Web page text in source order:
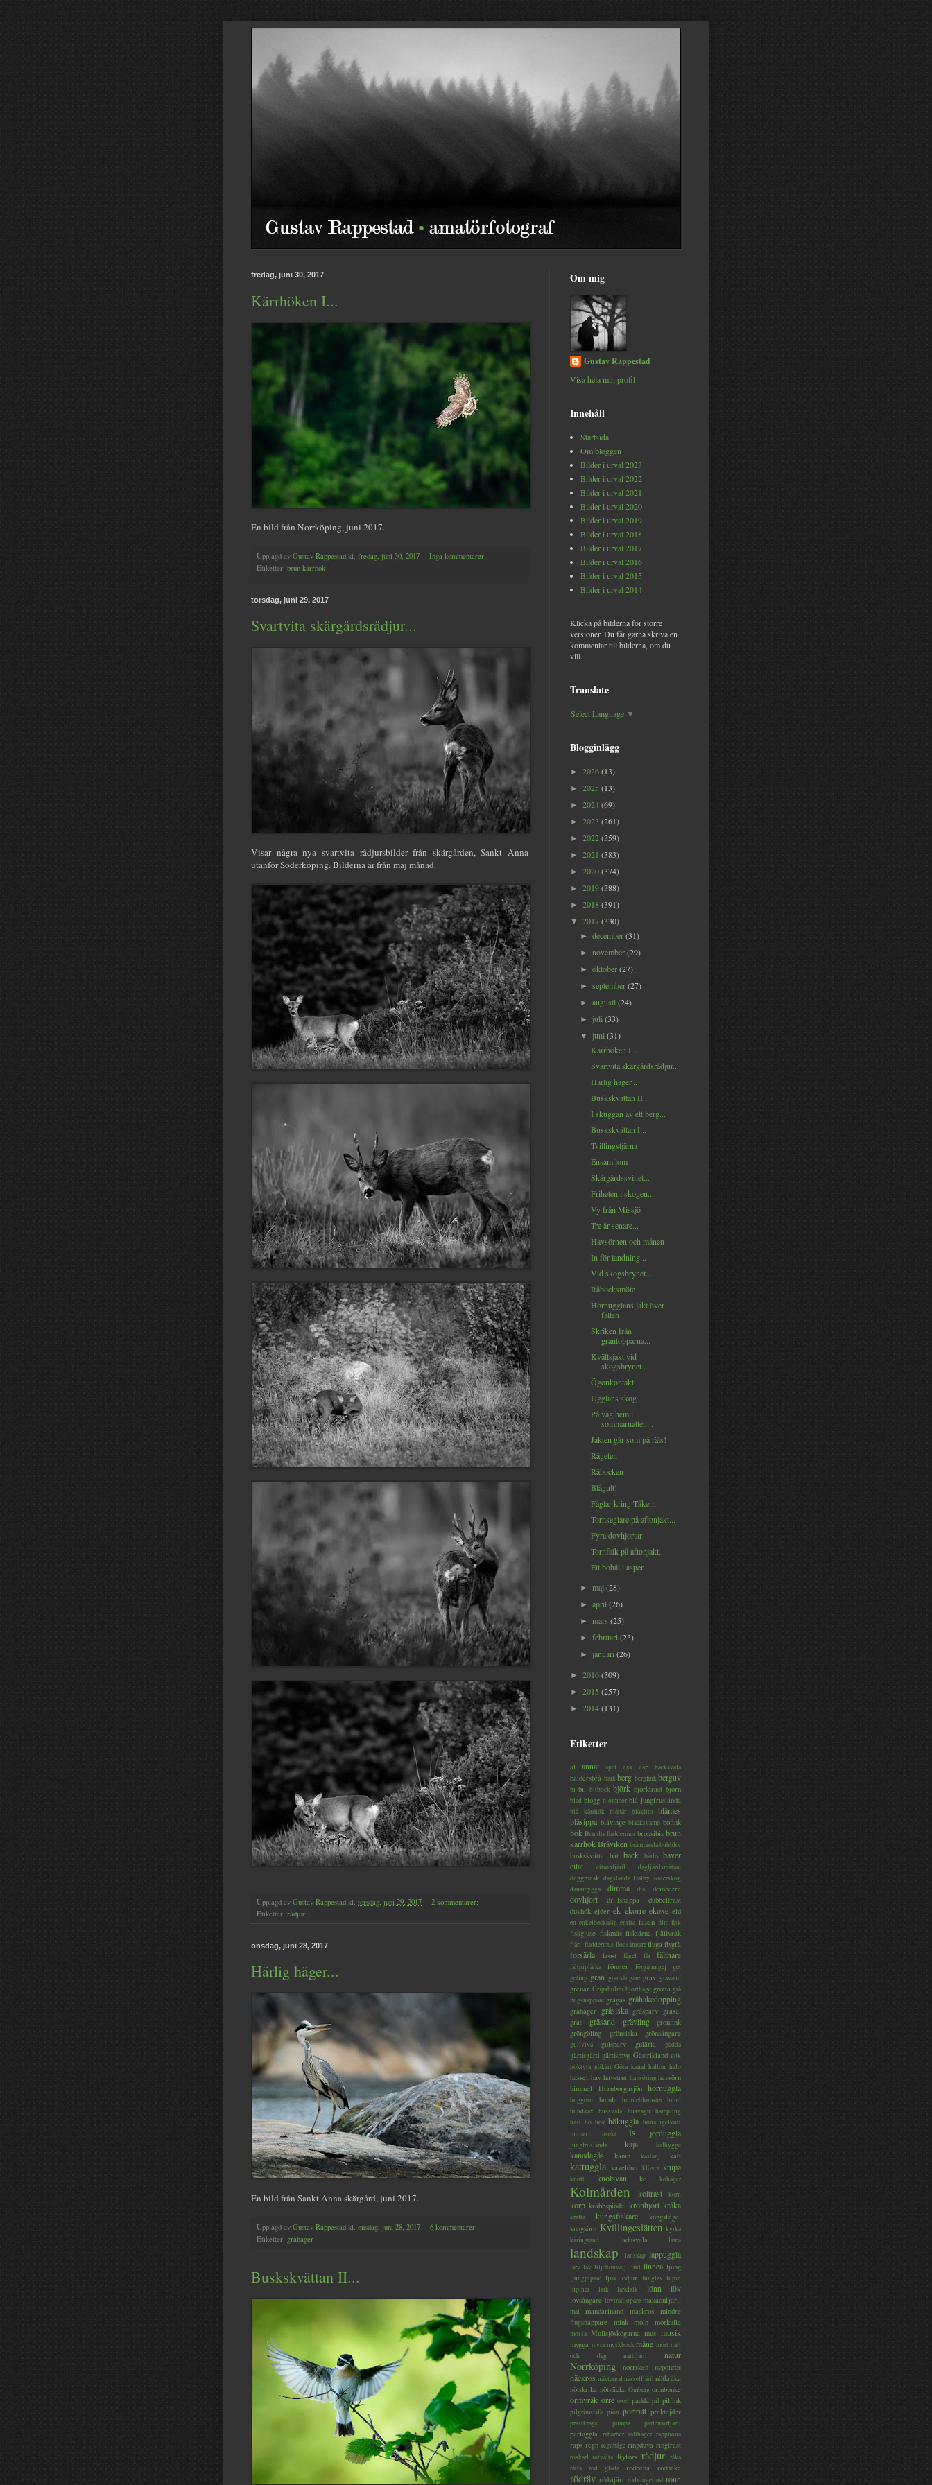
fredag, juni 30, 2017
Kärrhöken I...
En bild från Norrköping, juni 2017.
Upplagd av Gustav Rappestad kl. fredag, juni 30, 2017
Inga kommentarer:
Etiketter: brun kärrhök
torsdag, juni 29, 2017
Svartvita skärgårdsrådjur...
Visar några nya svartvita rådjursbilder från skärgården, Sankt Anna
utanför Söderköping. Bilderna är från maj månad.
Upplagd av Gustav Rappestad kl. torsdag, juni 29, 2017
2 kommentarer:
Etiketter: rådjur
onsdag, juni 28, 2017
Härlig häger...
En bild från Sankt Anna skärgård, juni 2017.
Upplagd av Gustav Rappestad kl. onsdag, juni 28, 2017
6 kommentarer:
Etiketter: gråhäger
Buskskvättan II...
Om mig
Gustav Rappestad
Visa hela min profil
Innehåll
Startsida
Om bloggen
Bilder i urval 2023
Bilder i urval 2022
Bilder i urval 2021
Bilder i urval 2020
Bilder i urval 2019
Bilder i urval 2018
Bilder i urval 2017
Bilder i urval 2016
Bilder i urval 2015
Bilder i urval 2014
Klicka på bilderna för större
versioner. Du får gärna skriva en
kommentar till bilderna, om du
vill.
Translate
Select Language ▼
Blogginlägg
► 2026(13)
► 2025 (13)
► 2024(69)
► 2023 (261)
► 2022(359)
► 2021 (383)
► 2020(374)
► 2019(388)
► 2018 (391)
▼ 2017(330)
►december(31)
►november(29)
►oktober(27)
►september(27)
►augusti(24)
► juli(33)
▼ juni(31)
Kärrhöken I...
Svartvita skärgårdsrådjur...
Härlig häger...
Buskskvättan II...
I skuggan av ett berg...
Buskskvättan I...
Tvillingstjärna
Ensam lom
Skärgårdssvinet...
Friheten i skogen...
Vy från Missjö
Tre år senare...
Havsörnen och månen
In för landning...
Vid skogsbrynet...
Råbocksmöte
Hornugglans jakt över
fälten
Skriken från
grantopparna...
Kvällsjakt vid
skogsbrynet...
Ögonkontakt...
Ugglans skog
På väg hem i
sommarnatten...
Jakten går som på räls!
Rågeten
Råbocken
Blågult!
Fåglar kring Tåkern
Tornseglare på aftonjakt...
Fyra dovhjortar
Tornfalk på aftonjakt...
Ett bohål i aspen...
►maj(28)
►april(26)
►mars(25)
►februari(23)
► januari(26)
► 2016(309)
► 2015 (257)
► 2014(131)
Etiketter
al annat apel ask asp backsvala
baldersbrå barkberg bergfinkberguv
bi bil bitbock björk björktrast björn
blad blogg blommor blå jungfruslända
blå kärrhök blåbär blåklint
blåmes
blåsippa blåvinge bläcksvamp bofink
bok Brandts fladdermus bronsibis brun
kärrhökBråviken brännässlabubblor
buskskvätta båt bäck bärfis bäver
citat
citronfjäril dagfjärilsmätare
daggmask dagslända Dalby söderskog
dansmygga
dimma dis domherre
dovhjort drillsnäppa
dubbeltrast
duvhök ejder ek ekorre ekoxe eld
en enkelbeckasin entita fasan film fisk
fiskgjuse fiskmås fisktärna fjällvråk
fjäril fladdermus flodsångarefluga flygfä
forsärla frost fågel får fälthare
fältpiplärka fönster förgätmigej
get
geting gran gransångare grav gravand
grenar Gripsholms hjorthage grotta grå
flugsnappare grågås gråhakedopping
gråhäger gråsiska gråsparv gråsäl
gräs
gräsand grävling
grönfink
gröngöling
grönsiska grönsångare
gullviva gulsparv gulärla gädda
gärdsgård gärdsmyg Gästrikland gök
göktyta gökärt Göta kanal hallon halo
hassel hav havstrut havsöring havsörn
himmel
Hornborgasjön hornuggla
huggorm humla humleblomster hund
hundkäx
hussvala husvagn
hämpling
häst hö hök hökuggla höna igelkott
indian
insekt is jorduggla
jungfruslända kaja kalhygge
kanadagås kanin kastanj katt
kattuggla kaveldun klöver knipa
knott knölsvan ko kohäger
Kolmården koltrast korn
korp krabbspindel kronhjort kråka
kräfta kungsfiskare
kungsfågel
kungsörn Kvillingeslätten kyrka
käringtand
ladusvala lama
landskap lanskap lappuggla
larv lav liljekonvalj lind linnea ljung
ljungpipare ljus lodjur lunglav lupin
lupiner
lärk lärkfalk lönn löv
lövsångare lövträdlöpare makaonfjäril
mal mandarinand maskros
mindre
flugsnappare
mink moln morkulla
mossa Mullsjöskogarna mus musik
mygga myra myskbock måne mört natt
och dag
nattfjäril natur
Norrköping norrsken nyponros
näckros näktergal nässelfjäril nötkråka
nötskrika nötväcka Omberg ormbunke
ormvråk orre oxel padda pil pilfink
pilgrimsfalk pion porträtt praktejder
prästkrage pumpa pärlemorfjäril
pärluggla rabarber rallhäger rapphöna
raps regn regnbåge ringduva ringtrast
roskarl rotvälta Ryfors rådjur råka
råtta
röd glada rödbena rödhake
rödräv rödstjärt rödvingetrast rönn